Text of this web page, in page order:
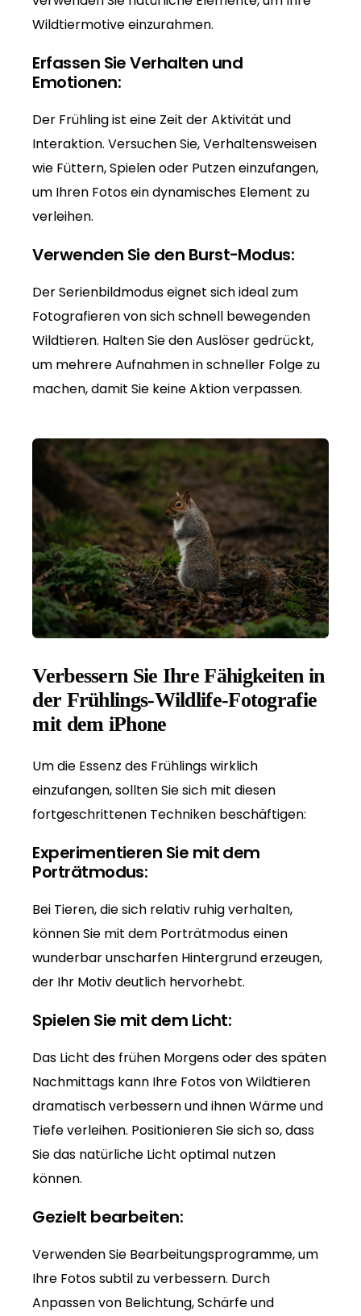
Wildtiermotive einzurahmen.
Erfassen Sie Verhalten und
Emotionen:
Der Frühling ist eine Zeit der Aktivität und
Interaktion. Versuchen Sie, Verhaltensweisen
wie Füttern, Spielen oder Putzen einzufangen,
um Ihren Fotos ein dynamisches Element zu
verleihen.
Verwenden Sie den Burst-Modus:
Der Serienbildmodus eignet sich ideal zum
Fotografieren von sich schnell bewegenden
Wildtieren. Halten Sie den Auslöser gedrückt,
um mehrere Aufnahmen in schneller Folge zu
machen, damit Sie keine Aktion verpassen.
Verbessern Sie Ihre Fähigkeiten in
der Frühlings-Wildlife-Fotografie
mit dem iPhone
Um die Essenz des Frühlings wirklich
einzufangen, sollten Sie sich mit diesen
fortgeschrittenen Techniken beschäftigen:
Experimentieren Sie mit dem
Porträtmodus:
Bei Tieren, die sich relativ ruhig verhalten,
können Sie mit dem Porträtmodus einen
wunderbar unscharfen Hintergrund erzeugen,
der Ihr Motiv deutlich hervorhebt.
Spielen Sie mit dem Licht:
Das Licht des frühen Morgens oder des späten
Nachmittags kann Ihre Fotos von Wildtieren
dramatisch verbessern und ihnen Wärme und
Tiefe verleihen. Positionieren Sie sich so, dass
Sie das natürliche Licht optimal nutzen
können.
Gezielt bearbeiten:
Verwenden Sie Bearbeitungsprogramme, um
Ihre Fotos subtil zu verbessern. Durch
Anpassen von Belichtung, Schärfe und